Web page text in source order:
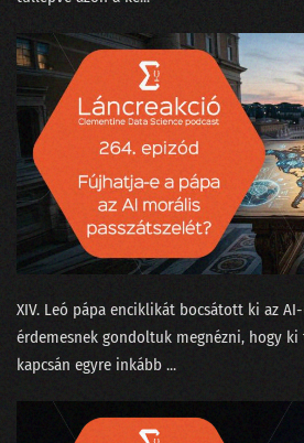
187 - conTEXT 2024:
186 - A hétköznapi
181 - Milyen Nobel-díjat
179 - Konferenciák édes titkai
XIV. Leó pápa enciklikát bocsátott ki⁠⁠ az
érdemesnek gondoltuk megnézni, hogy
kapcsán egyre inkább ...